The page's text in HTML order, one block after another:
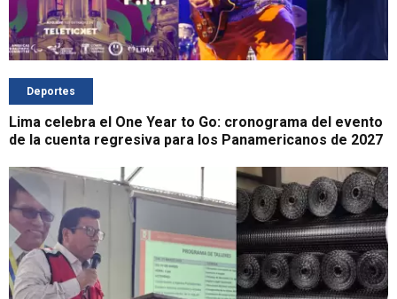
Deportes
Lima celebra el One Year to Go: cronograma del evento
de la cuenta regresiva para los Panamericanos de 2027